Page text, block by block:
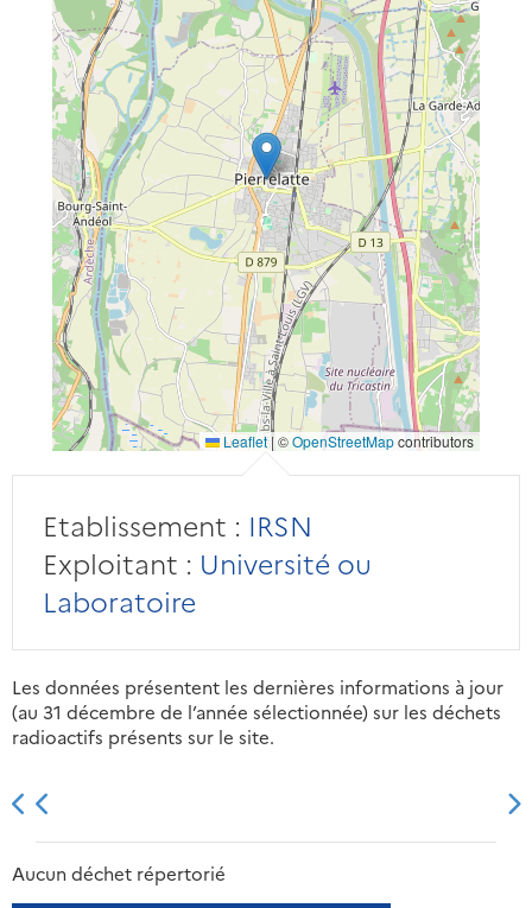
Leaflet | ©OpenStreetMapcontributors
Etablissement : IRSN
Exploitant : Université ou
Laboratoire
Les données présentent les dernières informations à jour
(au 31 décembre de l’année sélectionnée) sur les déchets
radioactifs présents sur le site.
2013 2014
Aucun déchet répertorié